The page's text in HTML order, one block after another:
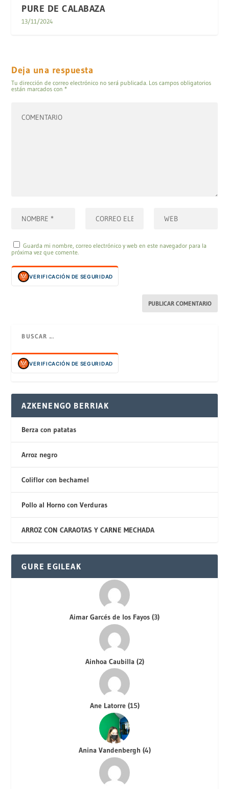
PURE DE CALABAZA
13/11/2024
Deja una respuesta
Tu dirección de correo electrónico no será publicada. Los campos obligatorios
están marcados con*
Guarda mi nombre, correo electrónico y web en este navegador para la
próxima vez que comente.
VERIFICACIÓN DE SEGURIDAD
VERIFICACIÓN DE SEGURIDAD
AZKENENGO BERRIAK
Berza con patatas
Arroz negro
Coliflor con bechamel
Pollo al Horno con Verduras
ARROZ CON CARAOTAS Y CARNE MECHADA
GURE EGILEAK
Aimar Garcés de los Fayos (3)
Ainhoa Caubilla (2)
Ane Latorre (15)
Anina Vandenbergh (4)